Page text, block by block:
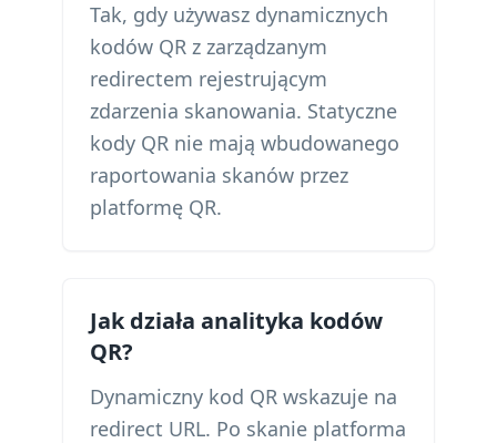
Tak, gdy używasz dynamicznych
kodów QR z zarządzanym
redirectem rejestrującym
zdarzenia skanowania. Statyczne
kody QR nie mają wbudowanego
raportowania skanów przez
platformę QR.
Jak działa analityka kodów
QR?
Dynamiczny kod QR wskazuje na
redirect URL. Po skanie platforma